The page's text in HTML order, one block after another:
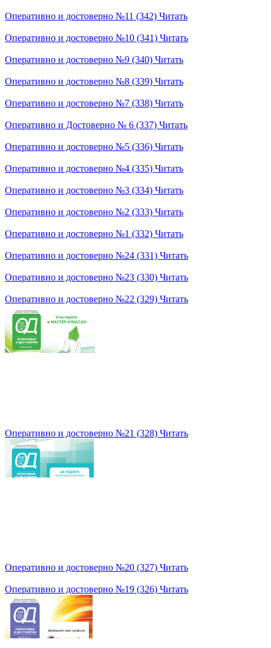
Оперативно и достоверно №11 (342) Читать
Оперативно и достоверно №10 (341) Читать
Оперативно и достоверно №9 (340) Читать
Оперативно и достоверно №8 (339) Читать
Оперативно и достоверно №7 (338) Читать
Оперативно и Достоверно № 6 (337) Читать
Оперативно и достоверно №5 (336) Читать
Оперативно и достоверно №4 (335) Читать
Оперативно и достоверно №3 (334) Читать
Оперативно и достоверно №2 (333) Читать
Оперативно и достоверно №1 (332) Читать
Оперативно и достоверно №24 (331) Читать
Оперативно и достоверно №23 (330) Читать
Оперативно и достоверно №22 (329) Читать
Оперативно и достоверно №21 (328) Читать
Оперативно и достоверно №20 (327) Читать
Оперативно и достоверно №19 (326) Читать